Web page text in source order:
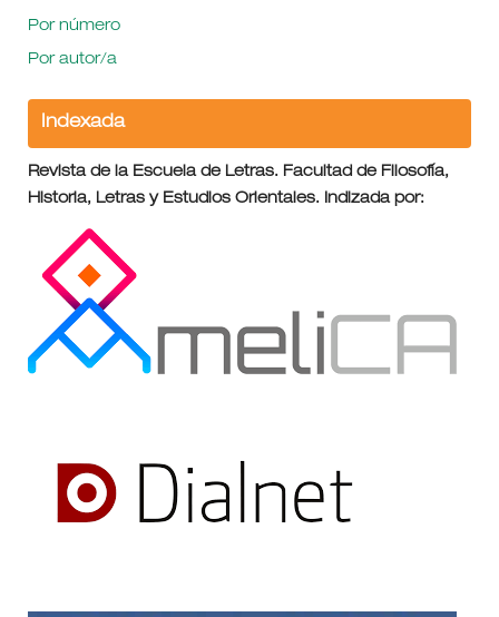
Por número
Por autor/a
Indexada
Revista de la Escuela de Letras. Facultad de Filosofía,
Historia, Letras y Estudios Orientales. Indizada por: